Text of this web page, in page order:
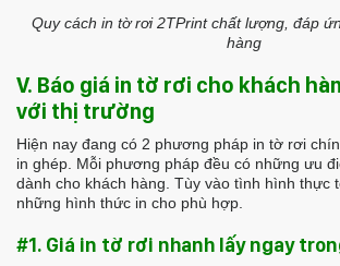
Quy cách in tờ rơi 2TPrint chất lượng, đáp
hàng
V. Báo giá in tờ rơi cho khách
với thị trường
Hiện nay đang có 2 phương pháp in tờ rơi
in ghép. Mỗi phương pháp đều có những ưu
dành cho khách hàng. Tùy vào tình hình thực
những hình thức in cho phù hợp.
#1. Giá in tờ rơi nhanh lấy ngay